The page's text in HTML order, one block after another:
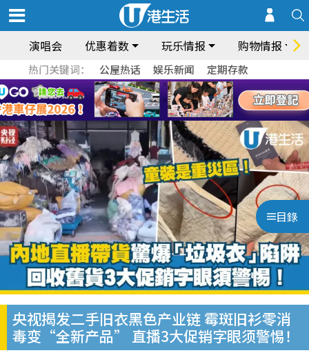
演唱会 优惠着数 玩乐情报 购物情报
热门关键词： 公屋热话 娱乐新闻 定期存款
目錄
央视揭发二手旧衣黑色产业链 霉斑旧衫零消
毒变“全新产品” 直播3大促销字眼须警惕！